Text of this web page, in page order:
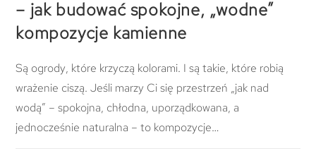
– jak budować spokojne, „wodne”
kompozycje kamienne
Są ogrody, które krzyczą kolorami. I są takie, które robią
wrażenie ciszą. Jeśli marzy Ci się przestrzeń „jak nad
wodą” – spokojna, chłodna, uporządkowana, a
jednocześnie naturalna – to kompozycje…